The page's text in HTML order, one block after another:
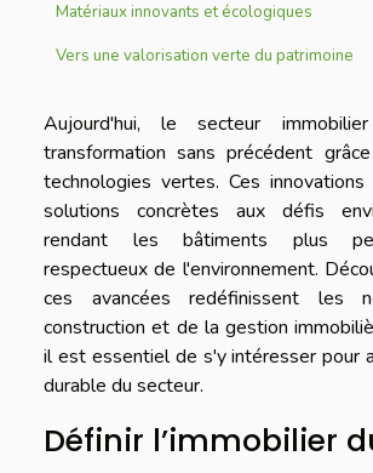
Matériaux innovants et écologiques
Vers une valorisation verte du patrimoine
Aujourd'hui, le secteur
transformation sans précédent
technologies vertes. Ces
solutions concrètes aux défis
rendant les bâtiments plus
respectueux de l'environnement.
ces avancées redéfinissent les
construction et de la gestion
il est essentiel de s'y intéresser pour
durable du secteur.
Définir l’immobilier